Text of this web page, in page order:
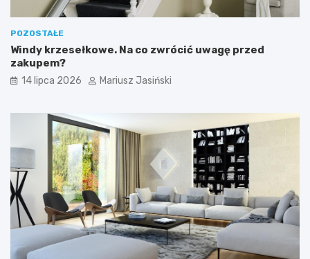
POZOSTAŁE
Windy krzesełkowe. Na co zwrócić uwagę przed
zakupem?
14 lipca 2026 Mariusz Jasiński